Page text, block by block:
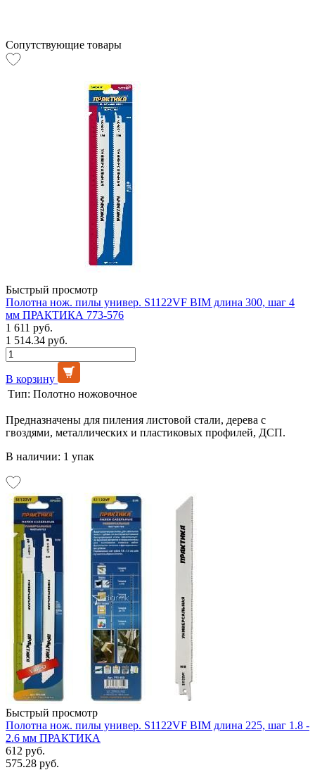
Сопутствующие товары
Быстрый просмотр
Полотна нож. пилы универ. S1122VF BIM длина 300, шаг 4
мм ПРАКТИКА 773-576
1 611 руб.
1 514.34 руб.
В корзину
Тип: Полотно ножовочное
Предназначены для пиления листовой стали, дерева с
гвоздями, металлических и пластиковых профилей, ДСП.
В наличии: 1 упак
Быстрый просмотр
Полотна нож. пилы универ. S1122VF BIM длина 225, шаг 1.8 -
2.6 мм ПРАКТИКА
612 руб.
575.28 руб.